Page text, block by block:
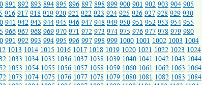
891 892 893 894 895 896 897 898 899 900 901 902 903 904 905
916 917 918 919 920 921 922 923 924 925 926 927 928 929 930
941 942 943 944 945 946 947 948 949 950 951 952 953 954 955
966 967 968 969 970 971 972 973 974 975 976 977 978 979 980
991 992 993 994 995 996 997 998 999 1000 1001 1002 1003 1004
1013 1014 1015 1016 1017 1018 1019 1020 1021 1022 1023 1024
1033 1034 1035 1036 1037 1038 1039 1040 1041 1042 1043 1044
1053 1054 1055 1056 1057 1058 1059 1060 1061 1062 1063 1064
1073 1074 1075 1076 1077 1078 1079 1080 1081 1082 1083 1084